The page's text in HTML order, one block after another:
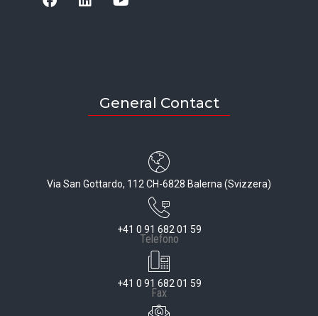
General Contact
Via San Gottardo, 112 CH-6828 Balerna (Svizzera)
+41 0 91 682 01 59
Telefono
+41 0 91 682 01 59
Fax